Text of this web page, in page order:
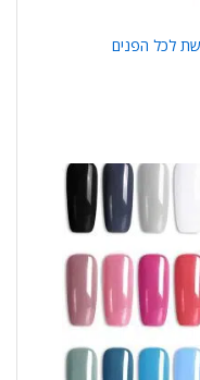
לכל הפנים